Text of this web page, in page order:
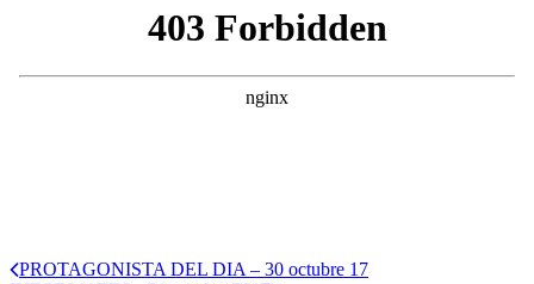
PROTAGONISTA DEL DIA – 30 octubre 17